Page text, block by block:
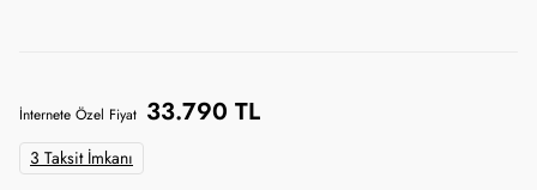
İnternete Özel Fiyat 33.790 TL
3 Taksit İmkanı